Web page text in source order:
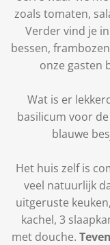
zoals tomaten,
Verder vind je
bessen,
onze gasten
Wat is er
basilicum voor
blauwe
Het huis zelf is
veel natuurlijk
uitgeruste
kachel, 3
met douche.